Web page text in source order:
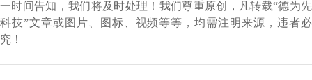
一时间告知，我们将及时处理！我们尊重原创，凡转载“德为先
科技”文章或图片、图标、视频等等，均需注明来源，违者必
究！